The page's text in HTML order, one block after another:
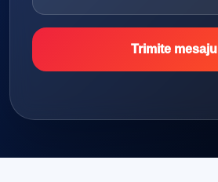
Trimite mesajul